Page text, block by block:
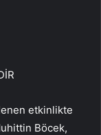
etkinlikte
Böcek,